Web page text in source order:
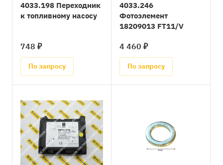
4033.198 Переходник
к топливному насосу
748 ₽
По запросу
4033.246
Фотоэлемент
18209013 FT11/V
4 460 ₽
По запросу